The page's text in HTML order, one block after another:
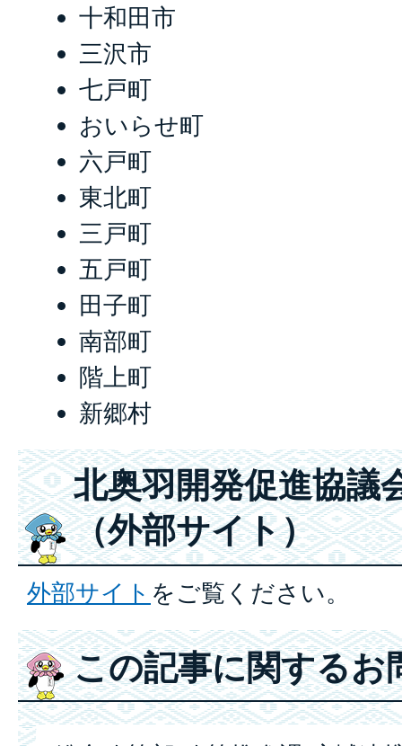
十和田市
三沢市
七戸町
おいらせ町
六戸町
東北町
三戸町
五戸町
田子町
南部町
階上町
新郷村
北奥羽開発促進協議
（外部サイト）
外部サイト をご覧ください。
この記事に関するお